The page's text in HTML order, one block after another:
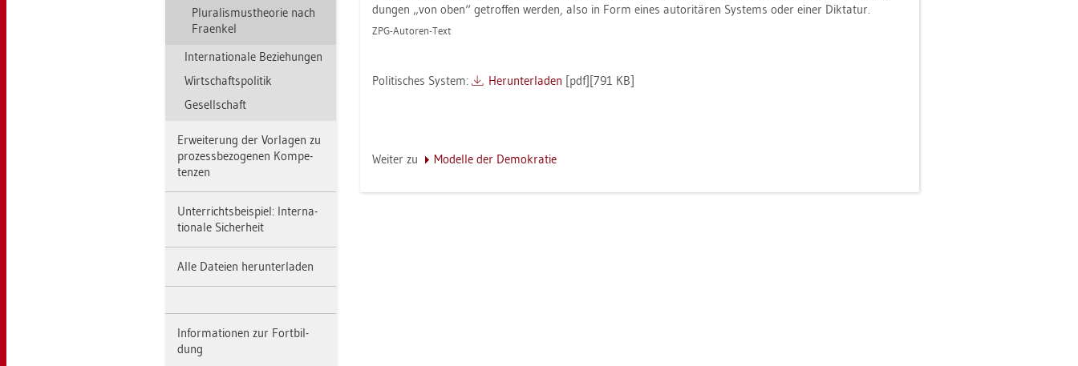
Plu­ra­lis­mus­theo­rie nach
Fra­en­kel
In­ter­na­tio­na­le Be­zie­hun­gen
Wirt­schafts­po­li­tik
Ge­sell­schaft
Er­wei­te­rung der Vor­la­gen zu
pro­zess­be­zo­ge­nen Kom­pe­
ten­zen
Un­ter­richts­bei­spiel: In­ter­na­
tio­na­le Si­cher­heit
Alle Da­tei­en her­un­ter­la­den
In­for­ma­tio­nen zur Fort­bil­
dung
dun­gen „von oben“ ge­trof­fen wer­den, also in Form eines au­to­ri­tä­ren Sys­tems oder einer Dik­ta­tur.
ZPG-Au­to­ren-Text
Po­li­ti­sches Sys­tem: Her­un­ter­la­den [pdf][791 KB]
Wei­ter zu Mo­del­le der De­mo­kra­tie